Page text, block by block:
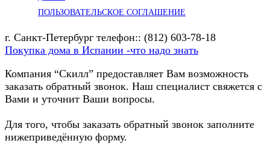
ПОЛЬЗОВАТЕЛЬСКОЕ СОГЛАШЕНИЕ
г. Санкт-Петербург телефон:: (812) 603-78-18
Покупка дома в Испании -что надо знать
Компания “Скилл” предоставляет Вам возможность
заказать обратный звонок. Наш специалист свяжется с
Вами и уточнит Ваши вопросы.
Для того, чтобы заказать обратный звонок заполните
нижеприведённую форму.